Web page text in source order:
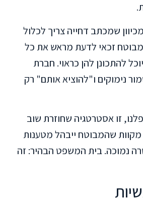
שמכתב דחייה צריך לכלול
זכאי לדעת מראש את כל
להתכונן להן כראוי. חברת
נימוקים ו"להוציא אותם" רק
זו אסטרטגיה שחוזרת שוב
מקוות שהמבוטח ייבהל מטענות
נמוכה. בית המשפט הבהיר: זה